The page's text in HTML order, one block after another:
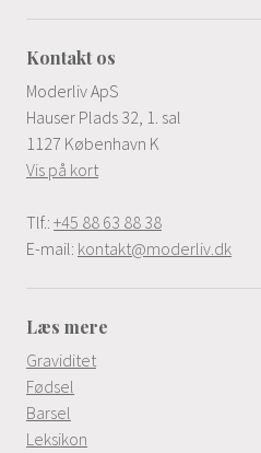
Kontakt os
Moderliv ApS
Hauser Plads 32, 1. sal
1127 København K
Vis på kort
Tlf.: +45 88 63 88 38
E-mail: kontakt@moderliv.dk
Læs mere
Graviditet
Fødsel
Barsel
Leksikon